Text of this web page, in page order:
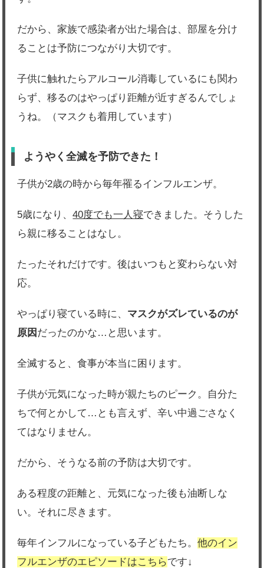
だから、家族で感染者が出た場合は、部屋を分け
ることは予防につながり大切です。
子供に触れたらアルコール消毒しているにも関わ
らず、移るのはやっぱり距離が近すぎるんでしょ
うね。（マスクも着用しています）
ようやく全滅を予防できた！
子供が2歳の時から毎年罹るインフルエンザ。
5歳になり、40度でも一人寝できました。そうした
ら親に移ることはなし。
たったそれだけです。後はいつもと変わらない対
応。
やっぱり寝ている時に、 マスクがズレているのが
原因 だったのかな…と思います。
全滅すると、食事が本当に困ります。
子供が元気になった時が親たちのピーク。自分た
ちで何とかして…とも言えず、辛い中過ごさなく
てはなりません。
だから、そうなる前の予防は大切です。
ある程度の距離と、元気になった後も油断しな
い。それに尽きます。
毎年インフルになっている子どもたち。他のイン
フルエンザのエピソードはこちらです↓